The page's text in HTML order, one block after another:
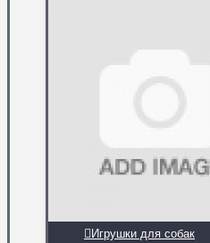
Игрушки для собак